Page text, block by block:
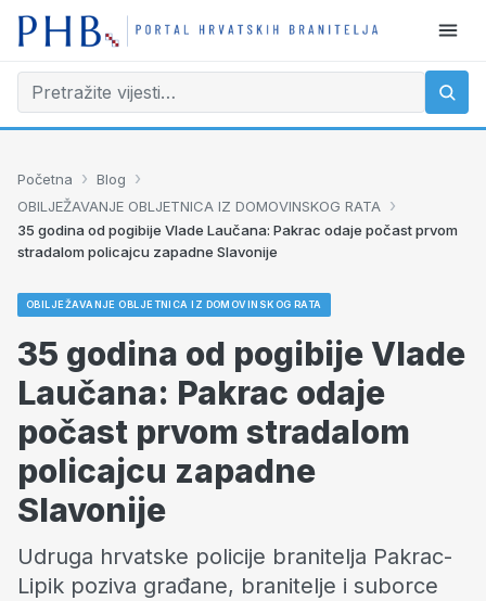
Početna › Blog ›
OBILJEŽAVANJE OBLJETNICA IZ DOMOVINSKOG RATA ›
35 godina od pogibije Vlade Laučana: Pakrac odaje počast prvom
stradalom policajcu zapadne Slavonije
OBILJEŽAVANJE OBLJETNICA IZ DOMOVINSKOG RATA
35 godina od pogibije Vlade
Laučana: Pakrac odaje
počast prvom stradalom
policajcu zapadne
Slavonije
Udruga hrvatske policije branitelja Pakrac-
Lipik poziva građane, branitelje i suborce